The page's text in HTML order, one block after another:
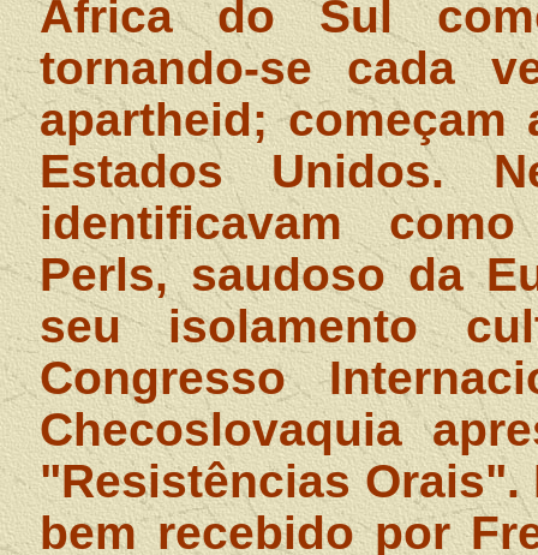
Africa do Sul
tornando-se cada
apartheid;
Estados Unidos.
identificavam
Perls, saudoso da
seu isolamento
Congresso
Checoslovaquia
"Resistências Orais".
bem recebido por